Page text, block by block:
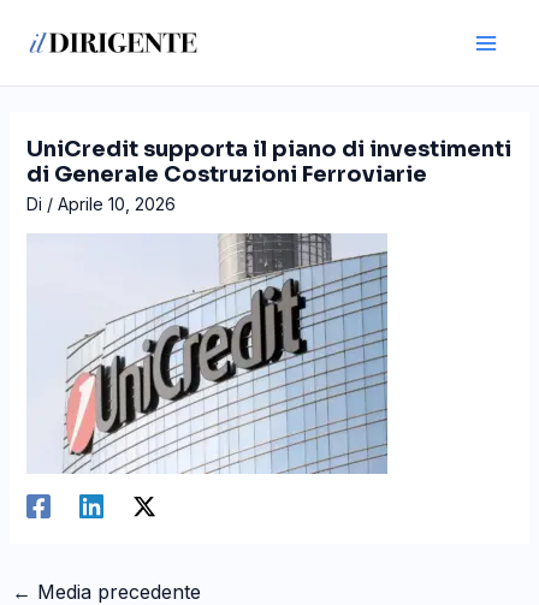
UniCredit supporta il piano di investimenti
di Generale Costruzioni Ferroviarie
Di / Aprile 10, 2026
articoli
← Media precedente